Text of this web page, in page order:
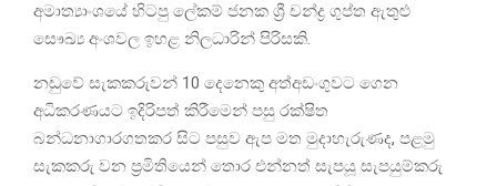
අමාත්‍යාංශයේ හිටපු ලේකම් ජනක ශ්‍රී චන්ද්‍ර ගුප්ත ඇතුළු
සෞඛ්‍ය අංශවල ඉහළ නිලධාරින් පිරිසකි.
නඩුවේ සැකකරුවන් 10 දෙනෙකු අත්අඩංගුවට ගෙන
අධිකරණයට ඉදිරිපත් කිරීමෙන් පසු රක්ෂිත
බන්ධනාගාරගතකර සිට පසුව ඇප මත මුදාහැරුණද, පළමු
සැකකරු වන ප්‍රමිතියෙන් තොර එන්නත් සැපයූ සැපයුම්කරු